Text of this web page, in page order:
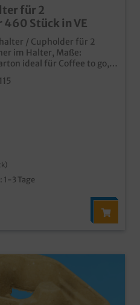
für 2
Stück in VE
/ Cupholder für 2
im Halter, Maße:
to go,
sicherer
aus biologisch
3 Tage